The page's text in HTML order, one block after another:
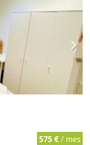
575 €/ mes